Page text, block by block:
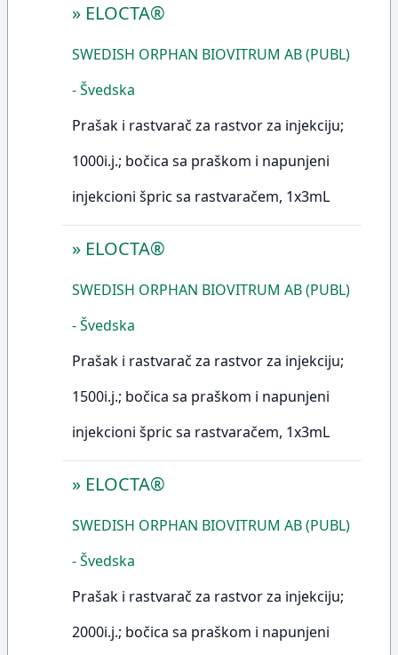
» ELOCTA®
SWEDISH ORPHAN BIOVITRUM AB (PUBL)
- Švedska
Prašak i rastvarač za rastvor za injekciju;
1000i.j.; bočica sa praškom i napunjeni
injekcioni špric sa rastvaračem, 1x3mL
» ELOCTA®
SWEDISH ORPHAN BIOVITRUM AB (PUBL)
- Švedska
Prašak i rastvarač za rastvor za injekciju;
1500i.j.; bočica sa praškom i napunjeni
injekcioni špric sa rastvaračem, 1x3mL
» ELOCTA®
SWEDISH ORPHAN BIOVITRUM AB (PUBL)
- Švedska
Prašak i rastvarač za rastvor za injekciju;
2000i.j.; bočica sa praškom i napunjeni